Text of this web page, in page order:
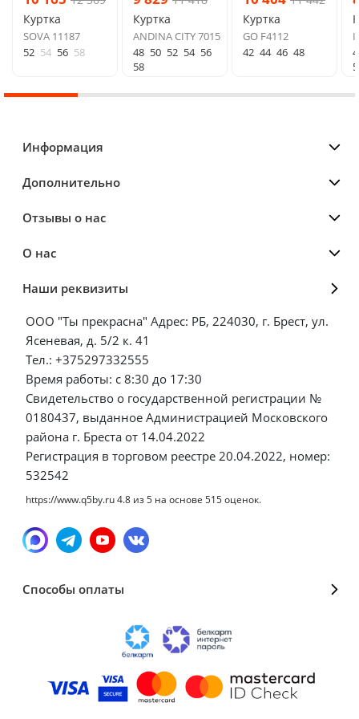
Куртка
SOVA 11187
52 54 56 58
Куртка
ANDINA CITY 7015
48 50 52 54 56
58
Куртка
GO F4112
42 44 46 48
Информация
Дополнительно
Отзывы о нас
О нас
Наши реквизиты
ООО "Ты прекрасна" Адрес: РБ, 224030, г. Брест, ул.
Ясеневая, д. 5/2 к. 41
Тел.: +375297332555
Время работы: с 8:30 до 17:30
Свидетельство о государственной регистрации №
0180437, выданное Администрацией Московского
района г. Бреста от 14.04.2022
Регистрация в торговом реестре 20.04.2022, номер:
532542
https://www.q5by.ru4.8 из5 на основе 515оценок.
Способы оплаты